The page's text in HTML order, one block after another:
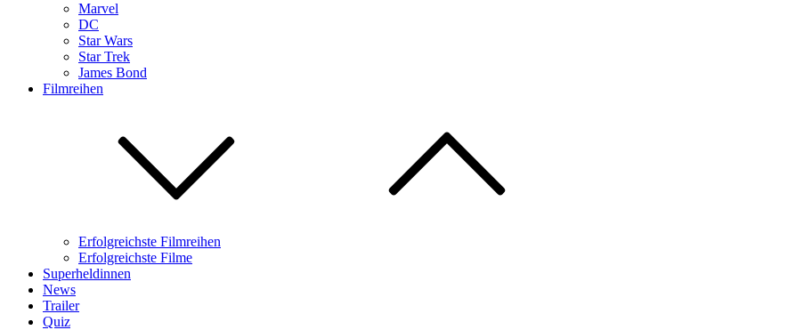
Marvel
DC
Star Wars
Star Trek
James Bond
Filmreihen
Erfolgreichste Filmreihen
Erfolgreichste Filme
Superheldinnen
News
Trailer
Quiz